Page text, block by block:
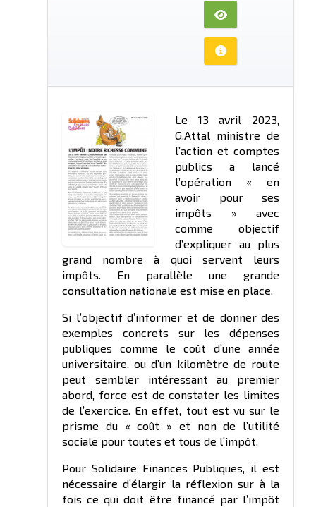
Le 13 avril 2023,
G.Attal ministre de
l’action et comptes
publics a lancé
l’opération « en
avoir pour ses
impôts » avec
comme objectif
d’expliquer au plus
grand nombre à quoi servent leurs
impôts. En parallèle une grande
consultation nationale est mise en place.
Si l’objectif d’informer et de donner des
exemples concrets sur les dépenses
publiques comme le coût d’une année
universitaire, ou d’un kilomètre de route
peut sembler intéressant au premier
abord, force est de constater les limites
de l’exercice. En effet, tout est vu sur le
prisme du « coût » et non de l’utilité
sociale pour toutes et tous de l’impôt.
Pour Solidaire Finances Publiques, il est
nécessaire d’élargir la réflexion sur à la
fois ce qui doit être financé par l’impôt